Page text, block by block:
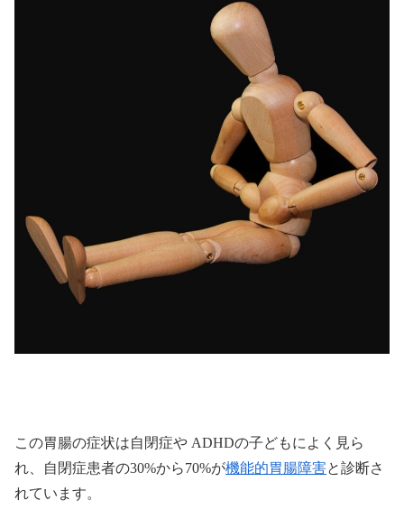
この胃腸の症状は自閉症や ADHDの子どもによく見ら
れ、自閉症患者の30%から70%が機能的胃腸障害と診断さ
れています。